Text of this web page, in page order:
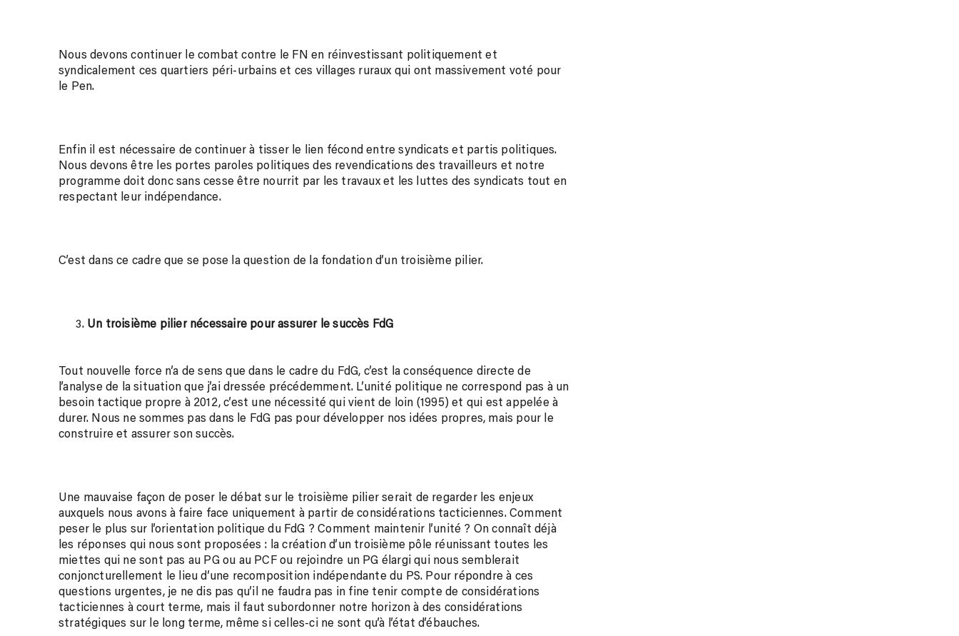
Nous devons continuer le combat contre le FN en réinvestissant politiquement et
syndicalement ces quartiers péri-urbains et ces villages ruraux qui ont massivement voté pour
le Pen.
Enfin il est nécessaire de continuer à tisser le lien fécond entre syndicats et partis politiques.
Nous devons être les portes paroles politiques des revendications des travailleurs et notre
programme doit donc sans cesse être nourrit par les travaux et les luttes des syndicats tout en
respectant leur indépendance.
C’est dans ce cadre que se pose la question de la fondation d’un troisième pilier.
Un troisième pilier nécessaire pour assurer le succès FdG
Tout nouvelle force n’a de sens que dans le cadre du FdG, c’est la conséquence directe de
l’analyse de la situation que j’ai dressée précédemment. L’unité politique ne correspond pas à un
besoin tactique propre à 2012, c’est une nécessité qui vient de loin (1995) et qui est appelée à
durer. Nous ne sommes pas dans le FdG pas pour développer nos idées propres, mais pour le
construire et assurer son succès.
Une mauvaise façon de poser le débat sur le troisième pilier serait de regarder les enjeux
auxquels nous avons à faire face uniquement à partir de considérations tacticiennes. Comment
peser le plus sur l’orientation politique du FdG ? Comment maintenir l’unité ? On connaît déjà
les réponses qui nous sont proposées : la création d’un troisième pôle réunissant toutes les
miettes qui ne sont pas au PG ou au PCF ou rejoindre un PG élargi qui nous semblerait
conjoncturellement le lieu d’une recomposition indépendante du PS. Pour répondre à ces
questions urgentes, je ne dis pas qu’il ne faudra pas in fine tenir compte de considérations
tacticiennes à court terme, mais il faut subordonner notre horizon à des considérations
stratégiques sur le long terme, même si celles-ci ne sont qu’à l’état d’ébauches.